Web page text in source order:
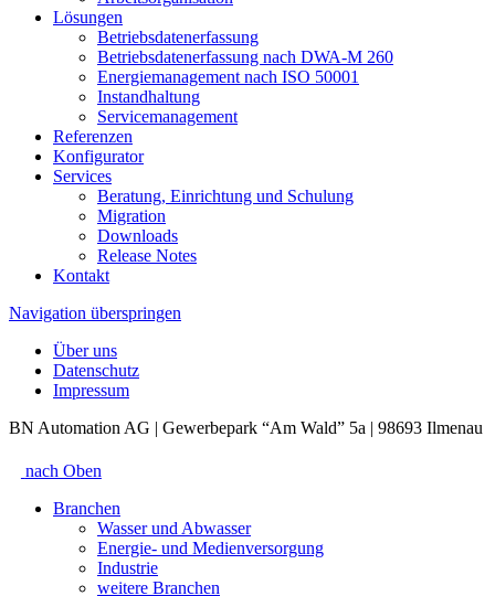
Lösungen
Betriebsdatenerfassung
Betriebsdatenerfassung nach DWA-M 260
Energiemanagement nach ISO 50001
Instandhaltung
Servicemanagement
Referenzen
Konfigurator
Services
Beratung, Einrichtung und Schulung
Migration
Downloads
Release Notes
Kontakt
Navigation überspringen
Über uns
Datenschutz
Impressum
BN Automation AG | Gewerbepark “Am Wald” 5a | 98693 Ilmenau
nach Oben
Branchen
Wasser und Abwasser
Energie- und Medienversorgung
Industrie
weitere Branchen